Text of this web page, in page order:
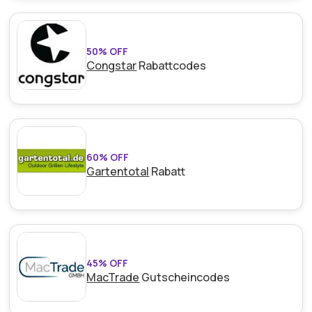
50% OFF
CongstarRabattcodes
60% OFF
Gartentotal Rabatt
45% OFF
MacTrade Gutscheincodes